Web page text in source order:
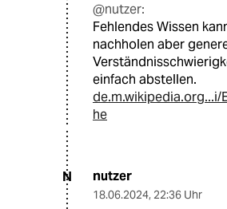
@nutzer:
Fehlendes Wissen
nachholen aber
einfach abstellen.
de.m.wikipedia.org...i/
he
N nutzer
18.06.2024, 22:36 Uhr